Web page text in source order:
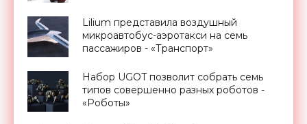
Lilium представила воздушный
микроавтобус-аэротакси на семь
пассажиров - «Транспорт»
Набор UGOT позволит собрать семь
типов совершенно разных роботов -
«Роботы»